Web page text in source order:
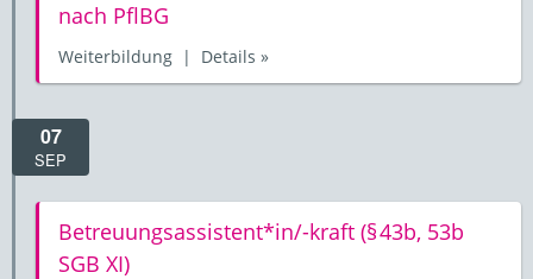
nach PflBG
Weiterbildung | Details »
07
SEP
Betreuungsassistent*in/-kraft (§ 43b, 53b
SGB XI)